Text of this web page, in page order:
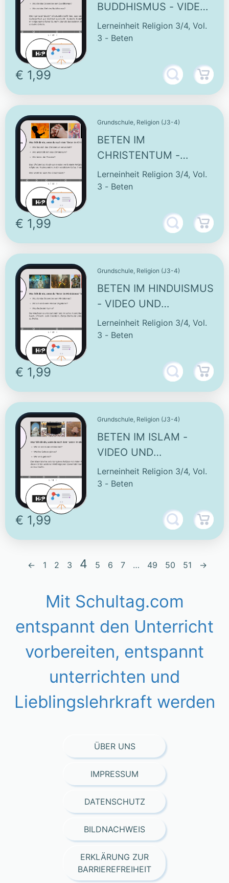
BUDDHISMUS - VIDEO
UND INTERAKTIVE
AUFGABEN
Lerneinheit Religion 3/4, Vol.
3 - Beten
€ 1,99
Grundschule, Religion (J3-4)
BETEN IM
CHRISTENTUM -
INTERAKTIVE
AUFGABEN
Lerneinheit Religion 3/4, Vol.
3 - Beten
€ 1,99
Grundschule, Religion (J3-4)
BETEN IM HINDUISMUS
- VIDEO UND
INTERAKTIVE
AUFGABEN
Lerneinheit Religion 3/4, Vol.
3 - Beten
€ 1,99
Grundschule, Religion (J3-4)
BETEN IM ISLAM -
VIDEO UND
INTERAKTIVE
AUFGABEN
Lerneinheit Religion 3/4, Vol.
3 - Beten
€ 1,99
← 1 2 3 4 5 6 7 … 49 50 51 →
Mit Schultag.com
entspannt den Unterricht
vorbereiten, entspannt
unterrichten und
Lieblingslehrkraft werden
ÜBER UNS
IMPRESSUM
DATENSCHUTZ
BILDNACHWEIS
ERKLÄRUNG ZUR
BARRIEREFREIHEIT